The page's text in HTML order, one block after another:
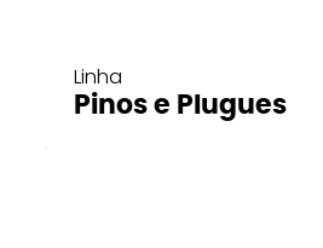
Linha
Pinos e Plugues